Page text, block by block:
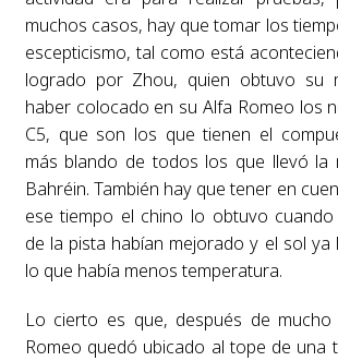
muchos casos, hay que tomar los
escepticismo, tal como está
logrado por Zhou, quien obtuvo su
haber colocado en su Alfa Romeo los
C5, que son los que tienen el
más blando de todos los que llevó la
Bahréin. También hay que tener en
ese tiempo el chino lo obtuvo cuando
de la pista habían mejorado y el sol ya
lo que había menos temperatura.
Lo cierto es que, después de
Romeo quedó ubicado al tope de una